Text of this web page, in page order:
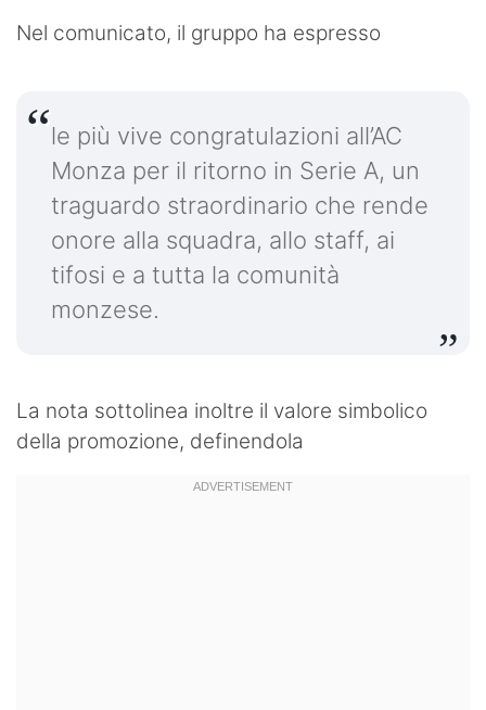
Nel comunicato, il gruppo ha espresso
le più vive congratulazioni all’AC
Monza per il ritorno in Serie A, un
traguardo straordinario che rende
onore alla squadra, allo staff, ai
tifosi e a tutta la comunità
monzese.
La nota sottolinea inoltre il valore simbolico
della promozione, definendola